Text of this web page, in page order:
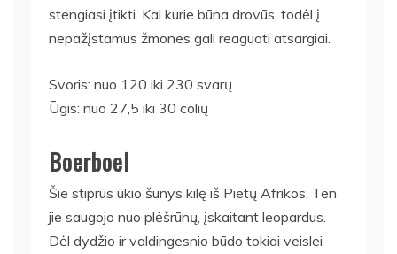
stengiasi įtikti. Kai kurie būna drovūs, todėl į
nepažįstamus žmones gali reaguoti atsargiai.
Svoris: nuo 120 iki 230 svarų
Ūgis: nuo 27,5 iki 30 colių
Boerboel
Šie stiprūs ūkio šunys kilę iš Pietų Afrikos. Ten
jie saugojo nuo plėšrūnų, įskaitant leopardus.
Dėl dydžio ir valdingesnio būdo tokiai veislei